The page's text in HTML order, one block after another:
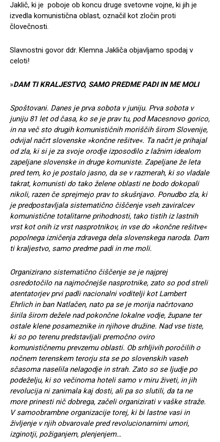
Jaklič, ki je poboje ob koncu druge svetovne vojne, ki jih je
izvedla komunistična oblast, označil kot zločin proti
človečnosti.
Slavnostni govor ddr. Klemna Jakliča objavljamo spodaj v
celoti!
»DAM TI KRALJESTVO, SAMO PREDME PADI IN ME MOLI
Spoštovani. Danes je prva sobota v juniju. Prva sobota v
juniju 81 let od časa, ko se je prav tu, pod Macesnovo gorico,
in na več sto drugih komunističnih moriščih širom Slovenije,
odvijal načrt slovenske »končne rešitve«. Ta načrt je prihajal
od zla, ki si je za svoje orodje izposodilo z lažnim idealom
zapeljane slovenske in druge komuniste. Zapeljane že leta
pred tem, ko je postalo jasno, da se v razmerah, ki so vladale
takrat, komunisti do tako želene oblasti ne bodo dokopali
nikoli, razen če sprejmejo prav to skušnjavo. Ponudbo zla, ki
je predpostavljala sistematično čiščenje vseh zaviralcev
komunistične totalitarne prihodnosti, tako tistih iz lastnih
vrst kot onih iz vrst nasprotnikov, in vse do »končne rešitve«
popolnega izničenja zdravega dela slovenskega naroda. Dam
ti kraljestvo, samo predme padi in me moli.
Organizirano sistematično čiščenje se je najprej
osredotočilo na najmočnejše nasprotnike, zato so pod streli
atentatorjev prvi padli nacionalni voditelji kot Lambert
Ehrlich in ban Natlačen, nato pa se je morija načrtovano
širila širom dežele nad pokončne lokalne vodje, župane ter
ostale klene posameznike in njihove družine. Nad vse tiste,
ki so po terenu predstavljali premočno oviro
komunističnemu prevzemu oblasti. Ob srhljivih poročilih o
nočnem terenskem terorju sta se po slovenskih vaseh
sčasoma naselila nelagodje in strah. Zato so se ljudje po
podeželju, ki so večinoma hoteli samo v miru živeti, in jih
revolucija ni zanimala kaj dosti, ali pa so slutili, da ta ne
more prinesti nič dobrega, začeli organizirati v vaške straže.
V samoobrambne organizacije torej, ki bi lastne vasi in
življenje v njih obvarovale pred revolucionarnimi umori,
izginotji, požiganjem, plenjenjem…